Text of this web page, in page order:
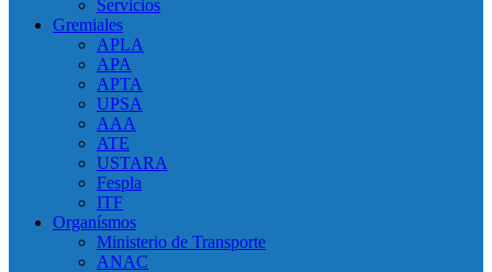
Servicios
Gremiales
APLA
APA
APTA
UPSA
AAA
ATE
USTARA
Fespla
ITF
Organísmos
Ministerio de Transporte
ANAC